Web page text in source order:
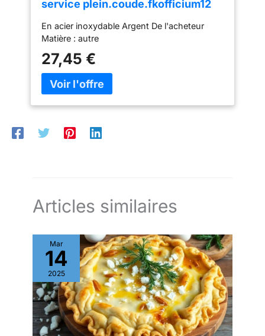
remplacement gratuit si
service plein.coude.fkofficium12
En acier inoxydable Argent De l'acheteur
Matière : autre
27,45 €
Articles similaires
Mar
14
2025